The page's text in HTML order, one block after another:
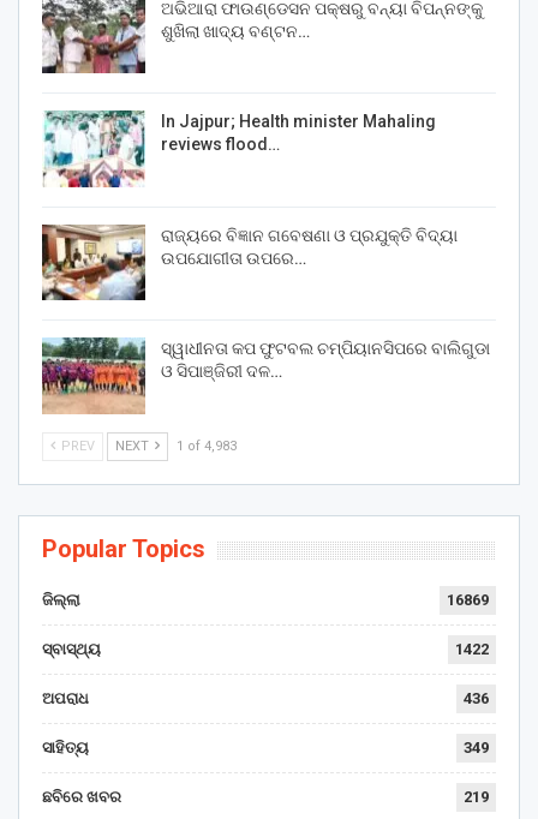
ଅଭିଆରା ଫାଉଣ୍ଡେସନ ପକ୍ଷରୁ ବନ୍ୟା ବିପନ୍ନଙ୍କୁ
ଶୁଖିଲା ଖାଦ୍ୟ ବଣ୍ଟନ…
In Jajpur; Health minister Mahaling
reviews flood…
ରାଜ୍ୟରେ ବିଜ୍ଞାନ ଗବେଷଣା ଓ ପ୍ରଯୁକ୍ତି ବିଦ୍ୟା
ଉପଯୋଗୀତା ଉପରେ…
ସ୍ୱାଧୀନତା କପ ଫୁଟବଲ ଚମ୍ପିୟାନସିପରେ ବାଲିଗୁଡା
ଓ ସିପାଞ୍ଜିରୀ ଦଳ…
PREV NEXT 1 of 4,983
Popular Topics
ଜିଲ୍ଲା 16869
ସ୍ବାସ୍ଥ୍ୟ 1422
ଅପରାଧ 436
ସାହିତ୍ୟ 349
ଛବିରେ ଖବର 219